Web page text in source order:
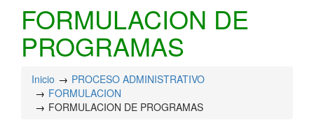
FORMULACION DE
PROGRAMAS
Inicio
PROCESO ADMINISTRATIVO
FORMULACION
FORMULACION DE PROGRAMAS